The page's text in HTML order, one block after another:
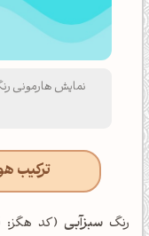
نمایش هارمونی
ترکیب
رنگ سبزآبی(کد هگز: